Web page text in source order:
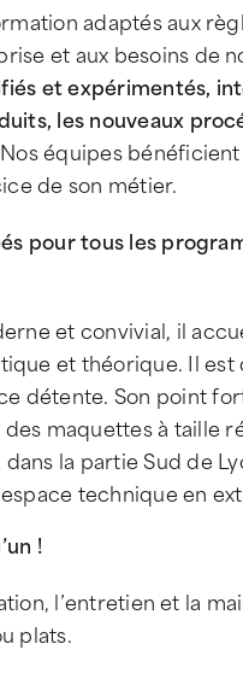
adaptés aux
et aux besoins de
et expérimentés,
les nouveaux
équipes
de son métier.
pour tous les
et convivial, il
et théorique. Il
détente. Son point
maquettes à taille
la partie Sud de
technique en
!
l’entretien et la
plats.